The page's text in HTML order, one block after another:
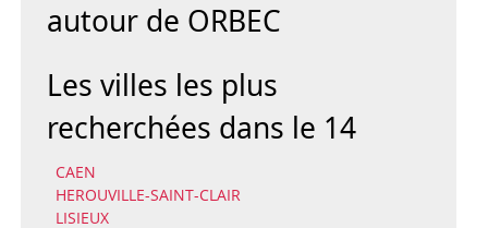
autour de ORBEC
Les villes les plus
recherchées dans le 14
CAEN
HEROUVILLE-SAINT-CLAIR
LISIEUX